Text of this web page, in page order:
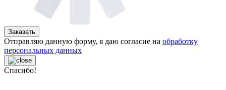
Заказать
Отправляю данную форму, я даю согласие на обработку
персональных данных
Спасибо!